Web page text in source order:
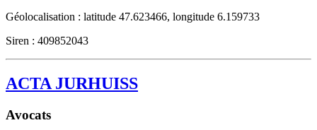
Géolocalisation : latitude 47.623466, longitude 6.159733
Siren : 409852043
ACTA JURHUISS
Avocats